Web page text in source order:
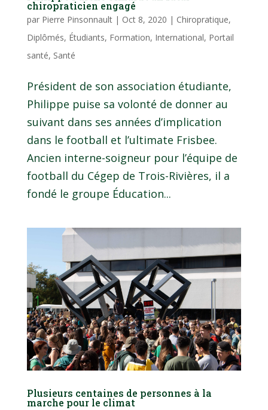
chiropraticien engagé
par Pierre Pinsonnault| Oct 8, 2020 | Chiropratique,
Diplômés, Étudiants, Formation, International, Portail
santé, Santé
Président de son association étudiante,
Philippe puise sa volonté de donner au
suivant dans ses années d’implication
dans le football et l’ultimate Frisbee.
Ancien interne-soigneur pour l’équipe de
football du Cégep de Trois-Rivières, il a
fondé le groupe Éducation...
Plusieurs centaines de personnes à la
marche pour le climat